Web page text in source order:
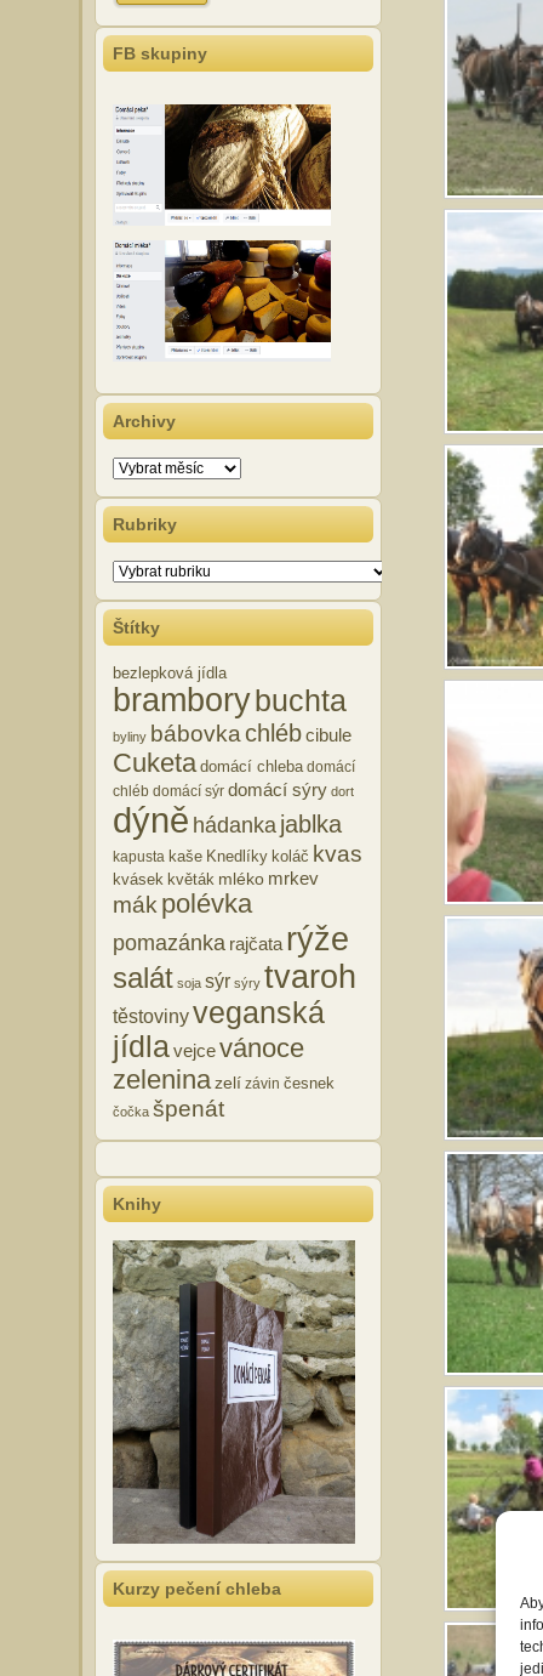
FB skupiny
Archivy
Archivy
Rubriky
Rubriky
Štítky
bezlepková jídla
brambory buchta
byliny bábovkachlébcibule
Cuketa domácí chleba domácí
chléb domácí sýr domácí sýry dort
dýně hádanka jablka
kapusta kaše Knedlíky koláč kvas
kvásek květák mléko mrkev
mákpolévka
pomazánka rajčata rýže
salát soja sýr sýry tvaroh
těstovinyveganská
jídlavejcevánoce
zeleninazelí závin česnek
čočka špenát
Knihy
Kurzy pečení chleba